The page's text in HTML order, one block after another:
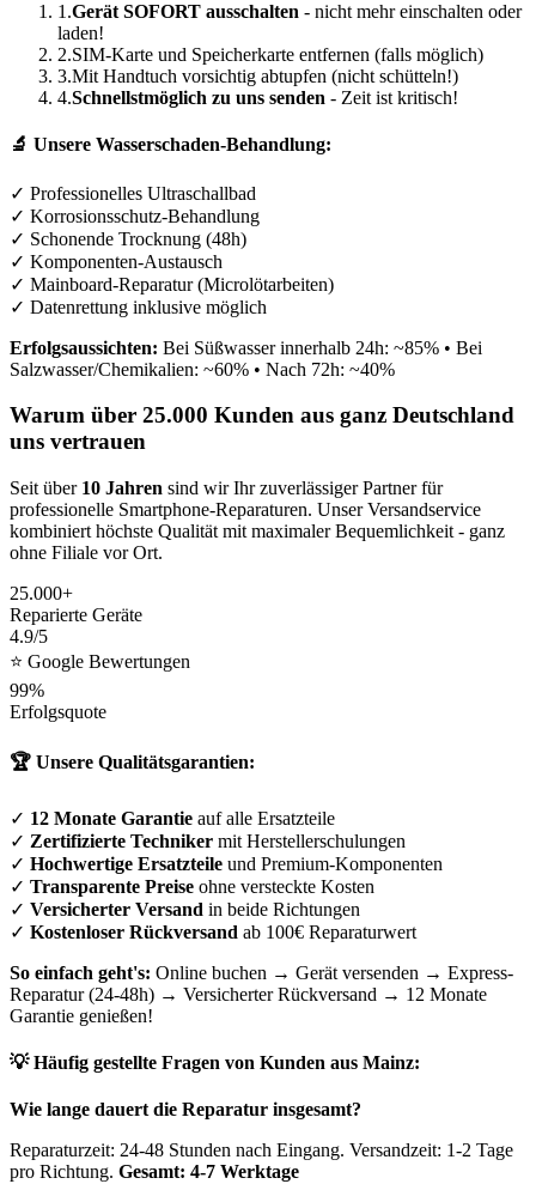
1.Gerät SOFORT ausschalten - nicht mehr einschalten oder
laden!
2.SIM-Karte und Speicherkarte entfernen (falls möglich)
3.Mit Handtuch vorsichtig abtupfen (nicht schütteln!)
4.Schnellstmöglich zu uns senden - Zeit ist kritisch!
🔬 Unsere Wasserschaden-Behandlung:
✓ Professionelles Ultraschallbad
✓ Korrosionsschutz-Behandlung
✓ Schonende Trocknung (48h)
✓ Komponenten-Austausch
✓ Mainboard-Reparatur (Microlötarbeiten)
✓ Datenrettung inklusive möglich
Erfolgsaussichten: Bei Süßwasser innerhalb 24h: ~85% • Bei
Salzwasser/Chemikalien: ~60% • Nach 72h: ~40%
Warum über 25.000 Kunden aus ganz Deutschland
uns vertrauen
Seit über 10 Jahren sind wir Ihr zuverlässiger Partner für
professionelle Smartphone-Reparaturen. Unser Versandservice
kombiniert höchste Qualität mit maximaler Bequemlichkeit - ganz
ohne Filiale vor Ort.
25.000+
Reparierte Geräte
4.9/5
⭐ Google Bewertungen
99%
Erfolgsquote
🏆 Unsere Qualitätsgarantien:
✓ 12 Monate Garantie auf alle Ersatzteile
✓ Zertifizierte Techniker mit Herstellerschulungen
✓ Hochwertige Ersatzteile und Premium-Komponenten
✓ Transparente Preise ohne versteckte Kosten
✓ Versicherter Versand in beide Richtungen
✓ Kostenloser Rückversand ab 100€ Reparaturwert
So einfach geht's: Online buchen → Gerät versenden → Express-
Reparatur (24-48h) → Versicherter Rückversand → 12 Monate
Garantie genießen!
💡 Häufig gestellte Fragen von Kunden aus Mainz:
Wie lange dauert die Reparatur insgesamt?
Reparaturzeit: 24-48 Stunden nach Eingang. Versandzeit: 1-2 Tage
pro Richtung. Gesamt: 4-7 Werktage